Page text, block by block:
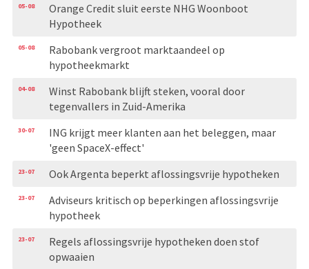
05-08
Orange Credit sluit eerste NHG Woonboot
Hypotheek
05-08
Rabobank vergroot marktaandeel op
hypotheekmarkt
04-08
Winst Rabobank blijft steken, vooral door
tegenvallers in Zuid-Amerika
30-07
ING krijgt meer klanten aan het beleggen, maar
'geen SpaceX-effect'
23-07 Ook Argenta beperkt aflossingsvrije hypotheken
23-07
Adviseurs kritisch op beperkingen aflossingsvrije
hypotheek
23-07
Regels aflossingsvrije hypotheken doen stof
opwaaien